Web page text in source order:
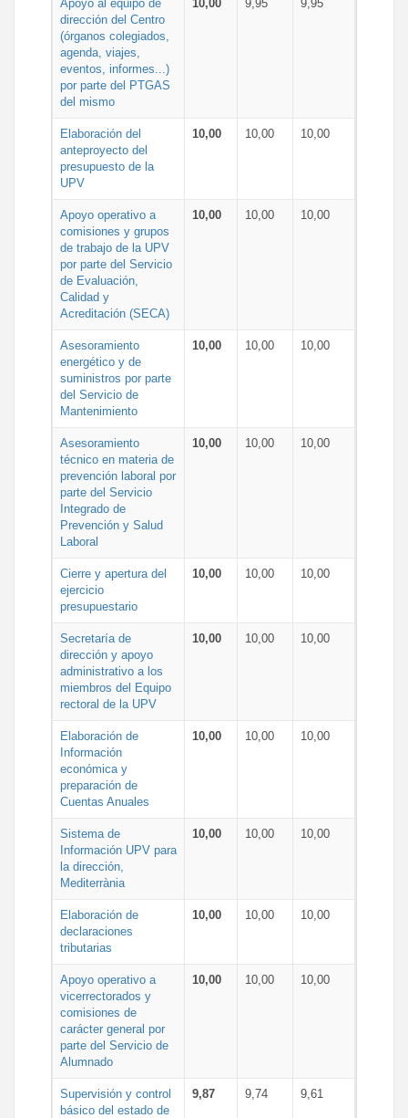
Apoyo al equipo de
dirección del Centro
(órganos colegiados,
agenda, viajes,
eventos, informes...)
por parte del PTGAS
del mismo
10,00 9,95 9,95
Elaboración del
anteproyecto del
presupuesto de la
UPV
10,00 10,00 10,00
Apoyo operativo a
comisiones y grupos
de trabajo de la UPV
por parte del Servicio
de Evaluación,
Calidad y
Acreditación (SECA)
10,00 10,00 10,00
Asesoramiento
energético y de
suministros por parte
del Servicio de
Mantenimiento
10,00 10,00 10,00
Asesoramiento
técnico en materia de
prevención laboral por
parte del Servicio
Integrado de
Prevención y Salud
Laboral
10,00 10,00 10,00
Cierre y apertura del
ejercicio
presupuestario
10,00 10,00 10,00
Secretaría de
dirección y apoyo
administrativo a los
miembros del Equipo
rectoral de la UPV
10,00 10,00 10,00
Elaboración de
Información
económica y
preparación de
Cuentas Anuales
10,00 10,00 10,00
Sistema de
Información UPV para
la dirección,
Mediterrània
10,00 10,00 10,00
Elaboración de
declaraciones
tributarias
10,00 10,00 10,00
Apoyo operativo a
vicerrectorados y
comisiones de
carácter general por
parte del Servicio de
Alumnado
10,00 10,00 10,00
Supervisión y control
básico del estado de
9,87 9,74 9,61